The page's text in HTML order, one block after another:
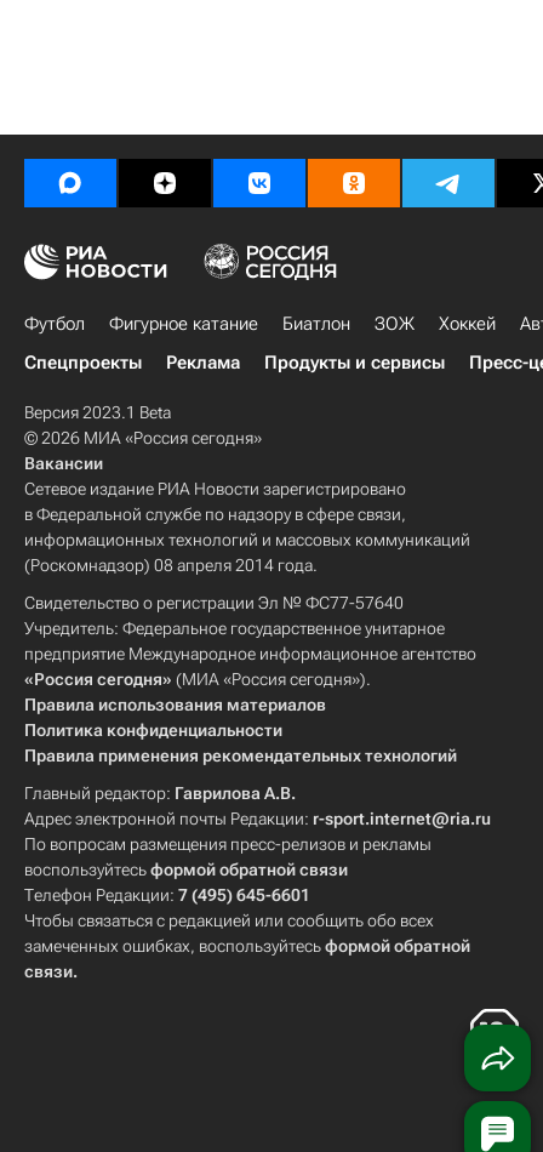
Футбол Фигурное катание Биатлон ЗОЖ Хоккей
Спецпроекты
Реклама Продукты и сервисы Пресс-
Версия 2023.1 Beta
© 2026 МИА «Россия сегодня»
Вакансии
Сетевое издание РИА Новости зарегистрировано
в Федеральной службе по надзору в сфере связи,
информационных технологий и массовых коммуникаций
(Роскомнадзор) 08 апреля 2014 года.
Свидетельство о регистрации Эл № ФС77-57640
Учредитель: Федеральное государственное унитарное
предприятие Международное информационное агентство
«Россия сегодня» (МИА «Россия сегодня»).
Правила использования материалов
Политика конфиденциальности
Правила применения рекомендательных технологий
Главный редактор: Гаврилова А.В.
Адрес электронной почты Редакции: r-sport.internet@ria.ru
По вопросам размещения пресс-релизов и рекламы
воспользуйтесьформой обратной связи
Телефон Редакции: 7 (495) 645-6601
Чтобы связаться с редакцией или сообщить обо всех
замеченных ошибках, воспользуйтесьформой обратной
связи.